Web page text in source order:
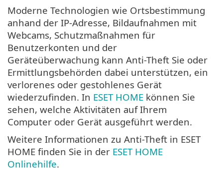
Moderne Technologien wie Ortsbestimmung
anhand der IP-Adresse, Bildaufnahmen mit
Webcams, Schutzmaßnahmen für
Benutzerkonten und der
Geräteüberwachung kann Anti-Theft Sie oder
Ermittlungsbehörden dabei unterstützen, ein
verlorenes oder gestohlenes Gerät
wiederzufinden. In ESET HOME können Sie
sehen, welche Aktivitäten auf Ihrem
Computer oder Gerät ausgeführt werden.
Weitere Informationen zu Anti-Theft in ESET
HOME finden Sie in der ESET HOME
Onlinehilfe.